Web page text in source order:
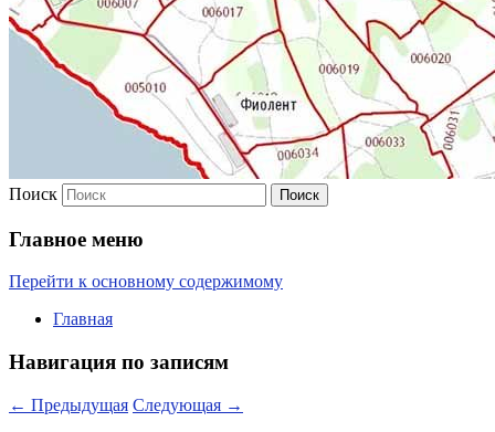
Поиск
Главное меню
Перейти к основному содержимому
Главная
Навигация по записям
← Предыдущая Следующая →